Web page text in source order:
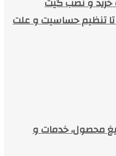
تنظیم حساسیت و علت
محصول، خدمات و